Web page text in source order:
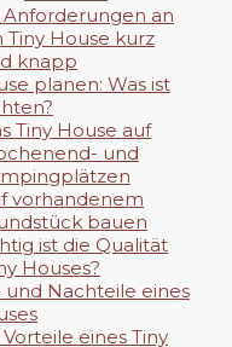
Anforderungen an
Tiny House kurz
knapp
planen: Was ist
Tiny House auf
und
vorhandenem
bauen
ist die Qualität
Houses?
und Nachteile eines
eines Tiny